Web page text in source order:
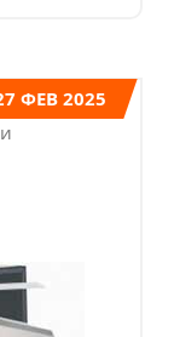
ФЕВ 2025